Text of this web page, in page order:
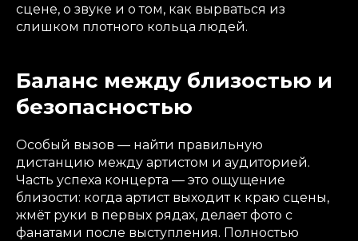
сцене, о звуке и о том, как вырваться из
слишком плотного кольца людей.
Баланс между близостью и
безопасностью
Особый вызов — найти правильную
дистанцию между артистом и аудиторией.
Часть успеха концерта — это ощущение
близости: когда артист выходит к краю сцены,
жмёт руки в первых рядах, делает фото с
фанатами после выступления. Полностью